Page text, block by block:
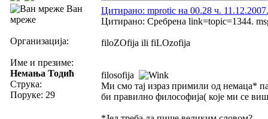
Ван
мреже
Организација:
Име и презиме:
Немања Тодић
Струка:
Поруке: 29
Цитирано: mprotic на 00.28 ч. 11.12.2007.
Цитирано: Сребрена link=topic=1344.
filoZOfija ili fiLOzofija
filosofija
Ми смо тај израз примили од немаца*
би правилно философија( које ми се